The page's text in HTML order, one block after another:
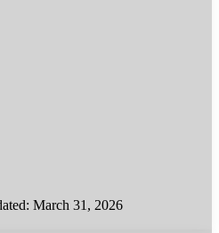
March 31, 2026